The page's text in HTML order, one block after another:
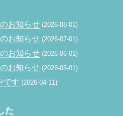
お知らせ 2026-08-01
お知らせ 2026-07-01
お知らせ 2026-06-01
お知らせ 2026-05-01
です 2026-04-11
た